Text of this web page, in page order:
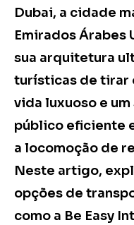
Dubai, a cidade
Emirados Árabes
sua arquitetura
turísticas de tirar
vida luxuoso e
público eficiente
a locomoção de
Neste artigo,
opções de
como a Be Easy